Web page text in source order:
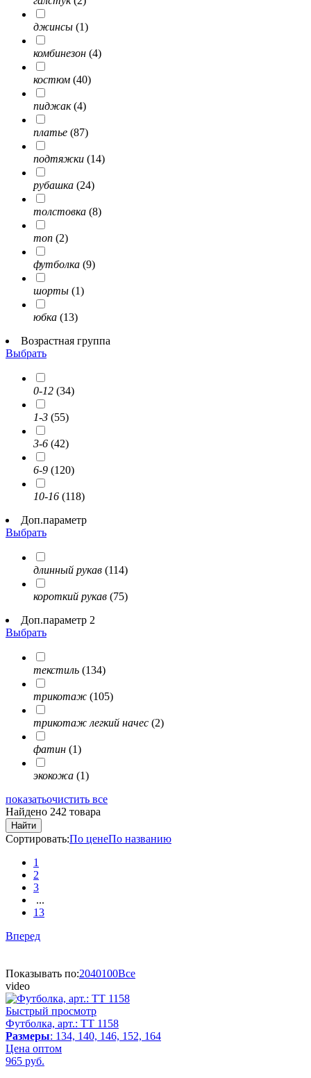
джинсы (1)
комбинезон (4)
костюм (40)
пиджак(4)
платье (87)
подтяжки (14)
рубашка (24)
толстовка (8)
топ (2)
футболка (9)
шорты (1)
юбка (13)
Возрастная группа
Выбрать
0-12 (34)
1-3 (55)
3-6 (42)
6-9 (120)
10-16 (118)
Доп.параметр
Выбрать
длинный рукав (114)
короткий рукав (75)
Доп.параметр 2
Выбрать
текстиль (134)
трикотаж (105)
трикотаж легкий начес (2)
фатин (1)
экокожа (1)
показатьочистить все
Найдено 242 товара
Найти
Сортировать:По ценеПо названию
1
2
3
...
13
Вперед
Показывать по:2040100Все
video
Быстрый просмотр
Футболка, арт.: TT 1158
Размеры: 134, 140, 146, 152, 164
Цена оптом
965 руб.